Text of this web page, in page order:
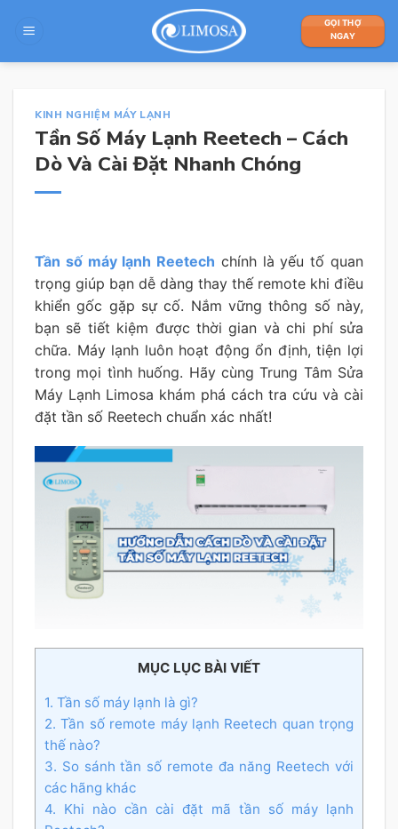
GỌI THỢ
NGAY
KINH NGHIỆM MÁY LẠNH
Tần Số Máy Lạnh Reetech – Cách
Dò Và Cài Đặt Nhanh Chóng
Tần số máy lạnh Reetech chính là yếu tố quan
trọng giúp bạn dễ dàng thay thế remote khi điều
khiển gốc gặp sự cố. Nắm vững thông số này,
bạn sẽ tiết kiệm được thời gian và chi phí sửa
chữa. Máy lạnh luôn hoạt động ổn định, tiện lợi
trong mọi tình huống. Hãy cùng Trung Tâm Sửa
Máy Lạnh Limosa khám phá cách tra cứu và cài
đặt tần số Reetech chuẩn xác nhất!
MỤC LỤC BÀI VIẾT
1. Tần số máy lạnh là gì?
2. Tần số remote máy lạnh Reetech quan trọng
thế nào?
3. So sánh tần số remote đa năng Reetech với
các hãng khác
4. Khi nào cần cài đặt mã tần số máy lạnh